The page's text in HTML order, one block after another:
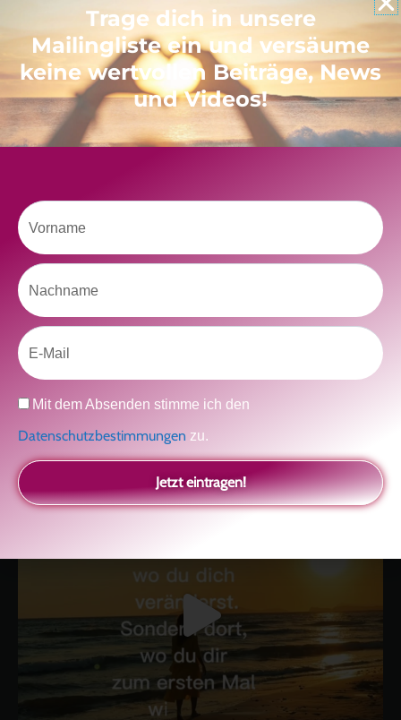
kolitscher.by.biotic
Kolitscher
Sisterlove
Trage dich in unsere
Mailingliste ein und versäume
keine wertvollen Beiträge, News
und Videos!
Vorname
Nachname
Email
Datenschutz
Mit dem Absenden stimme ich den
Datenschutzbestimmungen zu.
Jetzt eintragen!